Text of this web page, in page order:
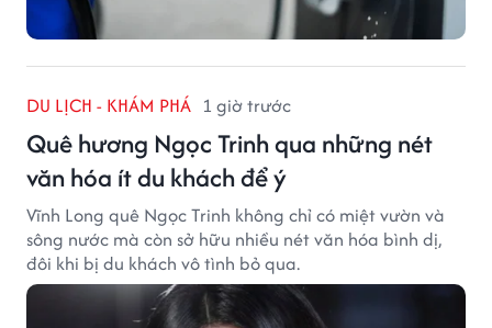
DU LỊCH - KHÁM PHÁ 1 giờ trước
Quê hương Ngọc Trinh qua những nét
văn hóa ít du khách để ý
Vĩnh Long quê Ngọc Trinh không chỉ có miệt vườn và
sông nước mà còn sở hữu nhiều nét văn hóa bình dị,
đôi khi bị du khách vô tình bỏ qua.